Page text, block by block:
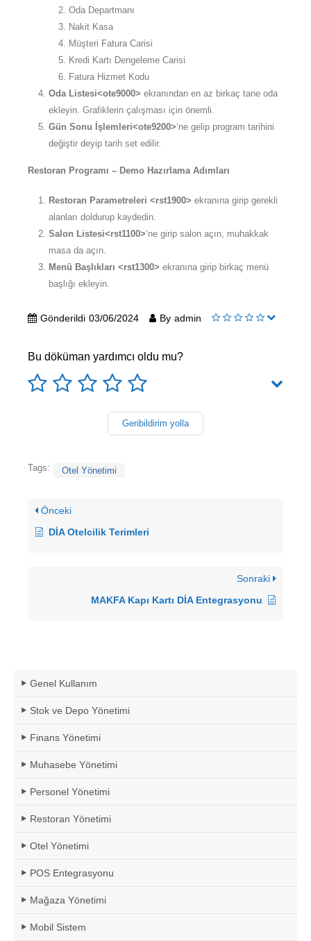
Genel Kullanım
Stok ve Depo Yönetimi
Finans Yönetimi
Muhasebe Yönetimi
Personel Yönetimi
Restoran Yönetimi
Otel Yönetimi
POS Entegrasyonu
Mağaza Yönetimi
Mobil Sistem
Oda Departmanı
Nakit Kasa
Müşteri Fatura Carisi
Kredi Kartı Dengeleme Carisi
Fatura Hizmet Kodu
Oda Listesi<ote9000> ekranından en az birkaç tane oda
ekleyin. Grafiklerin çalışması için önemli.
Gün Sonu İşlemleri<ote9200>‘ne gelip program tarihini
değiştir deyip tarih set edilir.
Restoran Programı – Demo Hazırlama Adımları
Restoran Parametreleri <rst1900> ekranına girip gerekli
alanları doldurup kaydedin.
Salon Listesi<rst1100>‘ne girip salon açın, muhakkak
masa da açın.
Menü Başlıkları <rst1300> ekranına girip birkaç menü
başlığı ekleyin.
Gönderildi 03/06/2024 By admin
Bu döküman yardımcı oldu mu?
Geribildirim yolla
Tags: Otel Yönetimi
Önceki
DİA Otelcilik Terimleri
Sonraki
MAKFA Kapı Kartı DİA Entegrasyonu